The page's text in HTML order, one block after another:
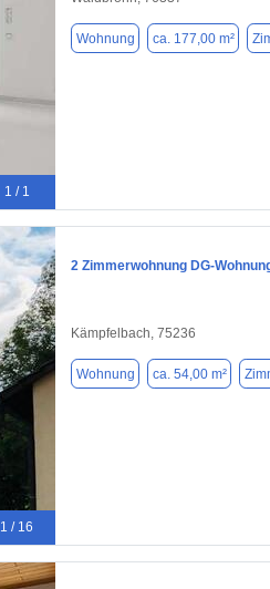
1 / 1
Wohnung ca. 177,00 m²
1 / 16
2 Zimmerwohnung DG-
Kämpfelbach, 75236
Wohnung ca. 54,00 m²